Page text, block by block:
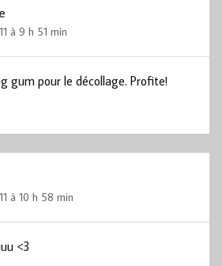
à 9 h 51 min
gum pour le décollage. Profite!
à 10 h 58 min
<3